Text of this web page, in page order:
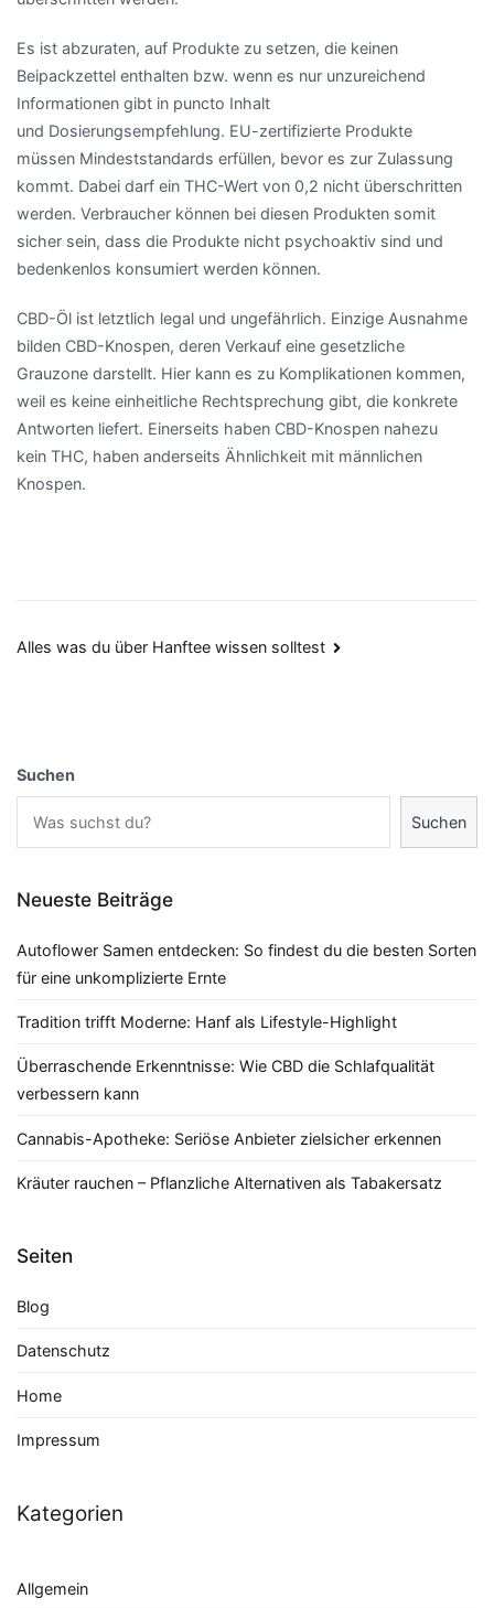
Es ist abzuraten, auf Produkte zu setzen, die keinen
Beipackzettel enthalten bzw. wenn es nur unzureichend
Informationen gibt in puncto Inhalt
und Dosierungsempfehlung. EU-zertifizierte Produkte
müssen Mindeststandards erfüllen, bevor es zur Zulassung
kommt. Dabei darf ein THC-Wert von 0,2 nicht überschritten
werden. Verbraucher können bei diesen Produkten somit
sicher sein, dass die Produkte nicht psychoaktiv sind und
bedenkenlos konsumiert werden können.
CBD-Öl ist letztlich legal und ungefährlich. Einzige Ausnahme
bilden CBD-Knospen, deren Verkauf eine gesetzliche
Grauzone darstellt. Hier kann es zu Komplikationen kommen,
weil es keine einheitliche Rechtsprechung gibt, die konkrete
Antworten liefert. Einerseits haben CBD-Knospen nahezu
kein THC, haben anderseits Ähnlichkeit mit männlichen
Knospen.
Beitragsnavigation
Alles was du über Hanftee wissen solltest
Suchen
Suchen
Neueste Beiträge
Autoflower Samen entdecken: So findest du die besten Sorten
für eine unkomplizierte Ernte
Tradition trifft Moderne: Hanf als Lifestyle-Highlight
Überraschende Erkenntnisse: Wie CBD die Schlafqualität
verbessern kann
Cannabis-Apotheke: Seriöse Anbieter zielsicher erkennen
Kräuter rauchen – Pflanzliche Alternativen als Tabakersatz
Seiten
Blog
Datenschutz
Home
Impressum
Kategorien
Allgemein